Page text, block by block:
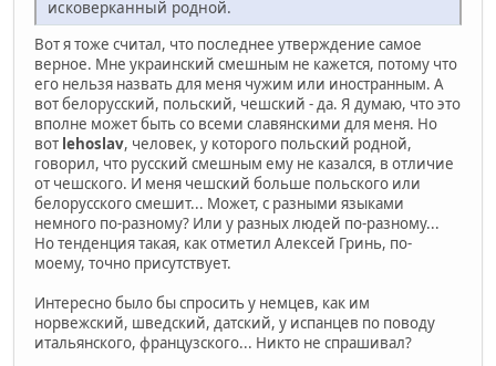
исковерканный родной.
Вот я тоже считал, что последнее утверждение самое
верное. Мне украинский смешным не кажется, потому что
его нельзя назвать для меня чужим или иностранным. А
вот белорусский, польский, чешский - да. Я думаю, что это
вполне может быть со всеми славянскими для меня. Но
вот lehoslav, человек, у которого польский родной,
говорил, что русский смешным ему не казался, в отличие
от чешского. И меня чешский больше польского или
белорусского смешит... Может, с разными языками
немного по-разному? Или у разных людей по-разному...
Но тенденция такая, как отметил Алексей Гринь, по-
моему, точно присутствует.
Интересно было бы спросить у немцев, как им
норвежский, шведский, датский, у испанцев по поводу
итальянского, французского... Никто не спрашивал?